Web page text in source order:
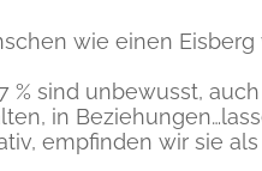
wie einen
% sind unbewusst,
in
empfinden wir sie